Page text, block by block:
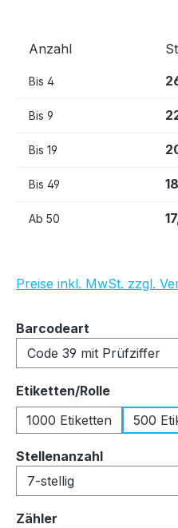
Anzahl
Bis 4
Bis 9
Bis 19
Bis 49
Ab 50
Preise inkl. MwSt. zzgl.
Barcodeart
Etiketten/Rolleauswählen
1000 Etiketten
500
Stellenanzahlauswählen
Zähler